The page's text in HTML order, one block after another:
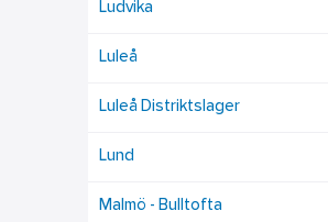
Ludvika
Luleå
Luleå Distriktslager
Lund
Malmö - Bulltofta